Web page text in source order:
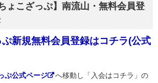
ょこざっぷ】南流山・無料会員登
新規無料会員登録はコチラ(公式
ぷ公式ページ
へ移動し「入会はコチラ」の